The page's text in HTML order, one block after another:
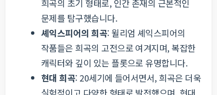
희곡의 초기 형태로, 인간 존재의 근본적인
문제를 탐구했습니다.
셰익스피어의 희곡: 윌리엄 셰익스피어의
작품들은 희곡의 고전으로 여겨지며, 복잡한
캐릭터와 깊이 있는 플롯으로 유명합니다.
현대 희곡: 20세기에 들어서면서, 희곡은 더욱